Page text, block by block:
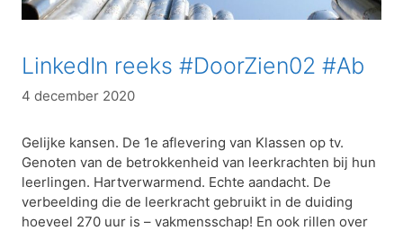
LinkedIn reeks #DoorZien02 #Ab
4 december 2020
Gelijke kansen. De 1e aflevering van Klassen op tv.
Genoten van de betrokkenheid van leerkrachten bij hun
leerlingen. Hartverwarmend. Echte aandacht. De
verbeelding die de leerkracht gebruikt in de duiding
hoeveel 270 uur is – vakmensschap! En ook rillen over